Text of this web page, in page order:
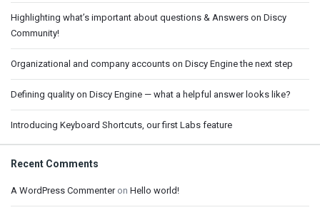
Highlighting what’s important about questions & Answers on Discy
Community!
Organizational and company accounts on Discy Engine the next step
Defining quality on Discy Engine — what a helpful answer looks like?
Introducing Keyboard Shortcuts, our first Labs feature
Recent Comments
A WordPress Commenteron Hello world!